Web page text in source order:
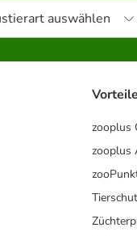
auswählen
Vorteile
zooplus
zooplus